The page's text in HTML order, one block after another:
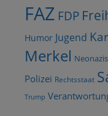
FAZ FDP
Humor Jugend
Merkel Neonazis
Polizei Rechtsstaat
Trump